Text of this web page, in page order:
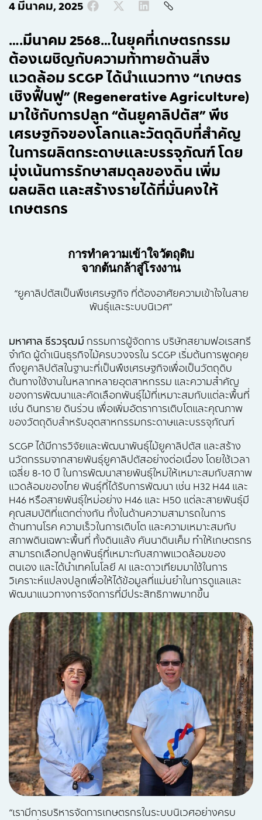
4 มีนาคม, 2025
….มีนาคม 2568…ในยุคที่เกษตรกรรม
ต้องเผชิญกับความท้าทายด้านสิ่ง
แวดล้อม SCGP ได้นำแนวทาง “เกษตร
เชิงฟื้นฟู” (Regenerative Agriculture)
มาใช้กับการปลูก “ต้นยูคาลิปตัส” พีช
เศรษฐกิจของโลกและวัตถุดิบที่สำคัญ
ในการผลิตกระดาษและบรรจุภัณฑ์ โดย
มุ่งเน้นการรักษาสมดุลของดิน เพิ่ม
ผลผลิต และสร้างรายได้ที่มั่นคงให้
เกษตรกร
การทำความเข้าใจวัตถุดิบ
จากต้นกล้าสู่โรงงาน
“ยูคาลิปตัสเป็นพืชเศรษฐกิจ ที่ต้องอาศัยความเข้าใจในสาย
พันธุ์และระบบนิเวศ”
มหาศาล ธีรวรุฒม์ กรรมการผู้จัดการ บริษัทสยามฟอเรสทรี
จำกัด ผู้ดำเนินธุรกิจไม้ครบวงจรใน SCGP เริ่มต้นการพูดคุย
ถึงยูคาลิปตัสในฐานะที่เป็นพืชเศรษฐกิจเพื่อเป็นวัตถุดิบ
ต้นทางใช้งานในหลากหลายอุตสาหกรรม และความสำคัญ
ของการพัฒนาและคัดเลือกพันธุ์ไม้ที่เหมาะสมกับแต่ละพื้นที่
เช่น ดินทราย ดินร่วน เพื่อเพิ่มอัตราการเติบโตและคุณภาพ
ของวัตถุดิบสำหรับอุตสาหกรรมกระดาษและบรรจุภัณฑ์
SCGP ได้มีการวิจัยและพัฒนาพันธุ์ไม้ยูคาลิปตัส และสร้าง
นวัตกรรมจากสายพันธุ์ยูคาลิปตัสอย่างต่อเนื่อง โดยใช้เวลา
เฉลี่ย 8-10 ปี ในการพัฒนาสายพันธุ์ใหม่ให้เหมาะสมกับสภาพ
แวดล้อมของไทย พันธุ์ที่ได้รับการพัฒนา เช่น H32 H44 และ
H46 หรือสายพันธุ์ใหม่อย่าง H46 และ H50 แต่ละสายพันธุ์มี
คุณสมบัติที่แตกต่างกัน ทั้งในด้านความสามารถในการ
ต้านทานโรค ความเร็วในการเติบโต และความเหมาะสมกับ
สภาพดินเฉพาะพื้นที่ ทั้งดินแล้ง คันนาดินเค็ม ทำให้เกษตรกร
สามารถเลือกปลูกพันธุ์ที่เหมาะกับสภาพแวดล้อมของ
ตนเอง และได้นำเทคโนโลยี AI และดาวเทียมมาใช้ในการ
วิเคราะห์แปลงปลูกเพื่อให้ได้ข้อมูลที่แม่นยำในการดูแลและ
พัฒนาแนวทางการจัดการที่มีประสิทธิภาพมากขึ้น
“เรามีการบริหารจัดการเกษตรกรในระบบนิเวศอย่างครบ